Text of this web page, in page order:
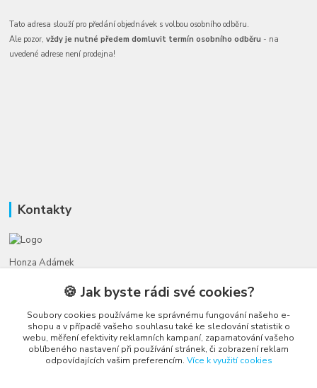
Tato adresa slouží pro předání objednávek s volbou osobního odběru.
Ale pozor,vždy je nutné předem domluvit termín osobního odběru - na
uvedené adrese není prodejna!
Kontakty
Honza Adámek
(Po-Ne, 9-21 hod.)
honza@autahracky.cz
🍪 Jak byste rádi své cookies?
Soubory cookies používáme ke správnému fungování našeho e-
shopu a v případě vašeho souhlasu také ke sledování statistik o
webu, měření efektivity reklamních kampaní, zapamatování vašeho
oblíbeného nastavení při používání stránek, či zobrazení reklam
odpovídajících vašim preferencím. Více k využití cookies